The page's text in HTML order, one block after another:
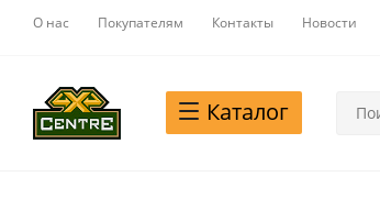
О нас Покупателям Контакты Новости
Каталог